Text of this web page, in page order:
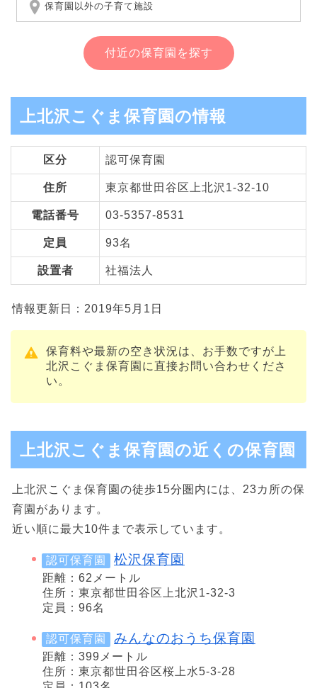
保育園以外の子育て施設
付近の保育園を探す
上北沢こぐま保育園の情報
区分 認可保育園
住所 東京都世田谷区上北沢1-32-10
電話番号 03-5357-8531
定員 93名
設置者 社福法人
情報更新日：2019年5月1日
保育料や最新の空き状況は、お手数ですが上
北沢こぐま保育園に直接お問い合わせくださ
い。
上北沢こぐま保育園の近くの保育園
上北沢こぐま保育園の徒歩15分圏内には、23カ所の保
育園があります。
近い順に最大10件まで表示しています。
認可保育園 松沢保育園
距離：62メートル
住所：東京都世田谷区上北沢1-32-3
定員：96名
認可保育園 みんなのおうち保育園
距離：399メートル
住所：東京都世田谷区桜上水5-3-28